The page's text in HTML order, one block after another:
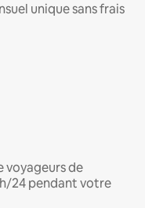
unique sans frais
voyageurs de
24 pendant votre